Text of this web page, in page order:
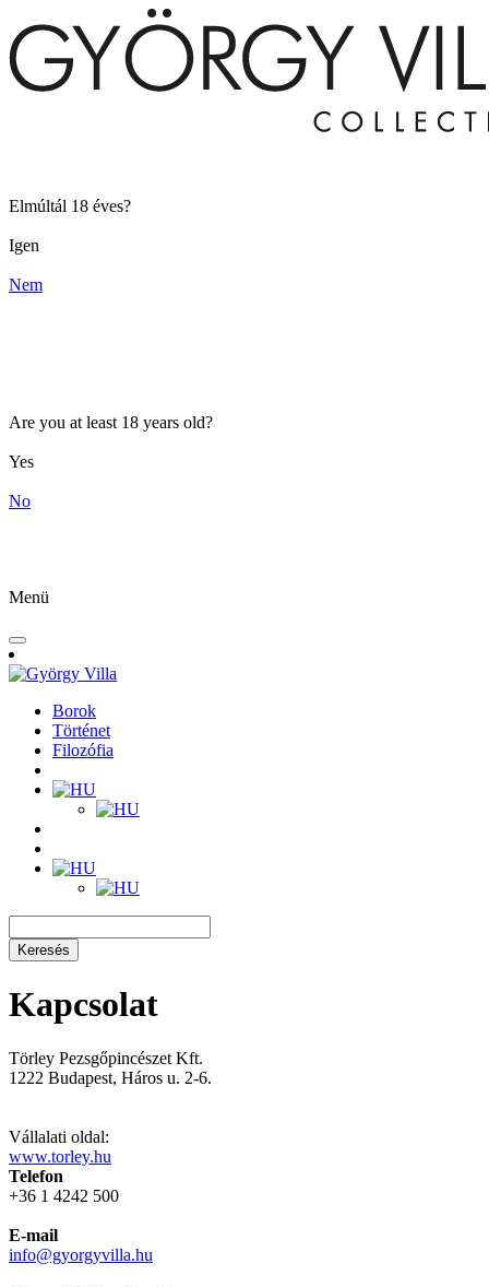
Elmúltál 18 éves?
Igen
Nem
Are you at least 18 years old?
Yes
No
Menü
Borok
Történet
Filozófia
Keresés
Kapcsolat
Törley Pezsgőpincészet Kft.
1222 Budapest, Háros u. 2-6.
Vállalati oldal:
www.torley.hu
Telefon
+36 1 4242 500
E-mail
info@gyorgyvilla.hu